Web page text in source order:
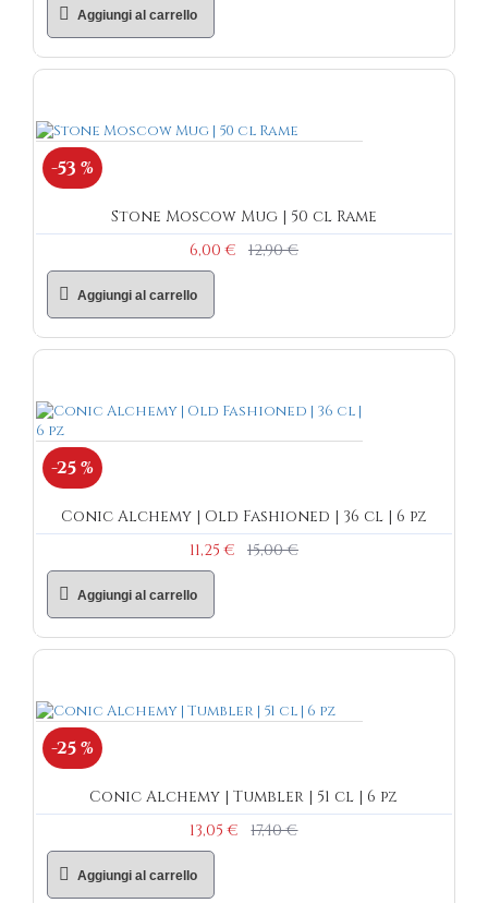
Aggiungi al carrello
-53 %
Stone Moscow Mug | 50 cl Rame
6,00 €
12,90 €
Aggiungi al carrello
-25 %
Conic Alchemy | Old Fashioned | 36 cl | 6 pz
11,25 €
15,00 €
Aggiungi al carrello
-25 %
Conic Alchemy | Tumbler | 51 cl | 6 pz
13,05 €
17,40 €
Aggiungi al carrello